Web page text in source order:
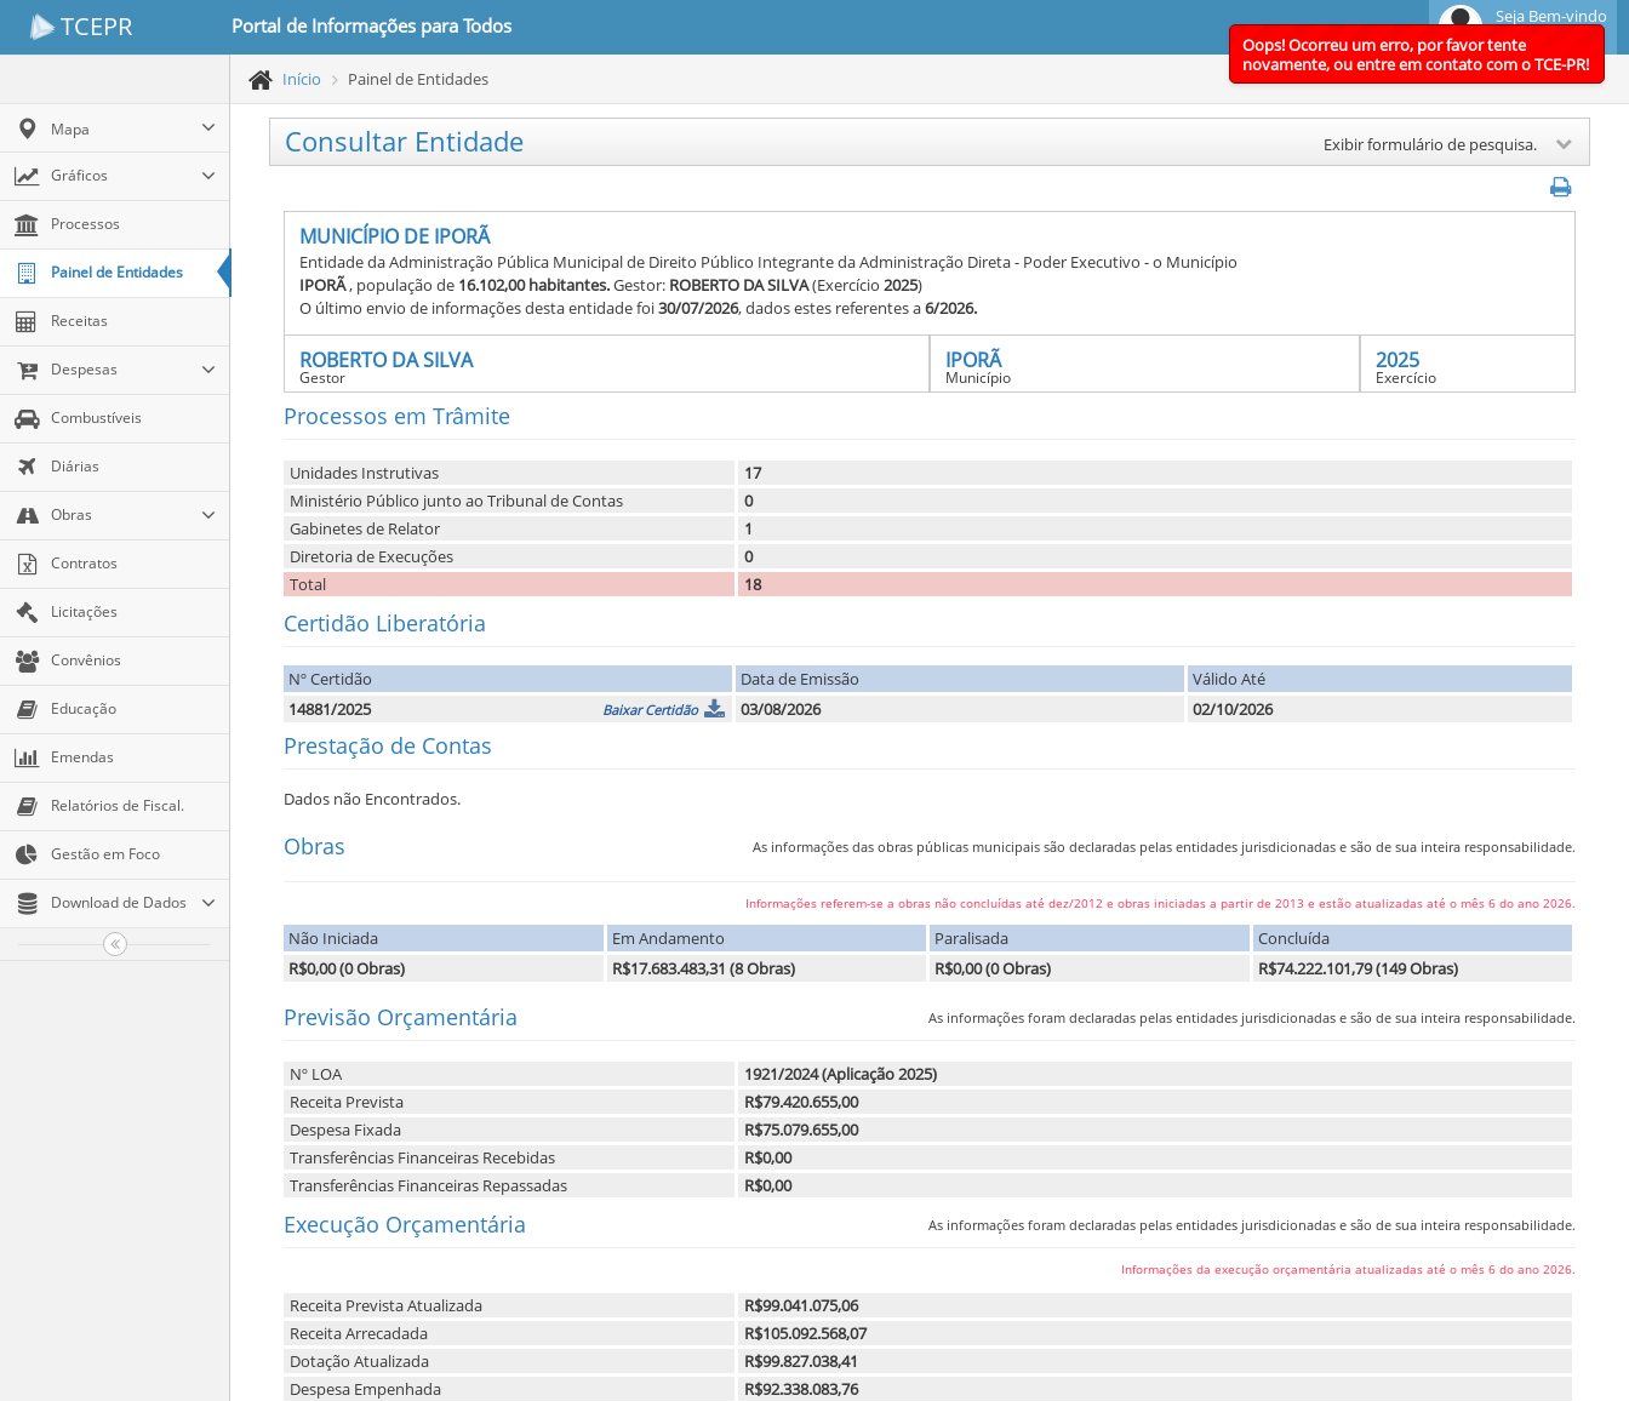
TCEPR Portal de Informações para Todos Seja Bem-vindo
TCE-PR
Mapa
Gráficos
Processos
Painel de Entidades
Receitas
Despesas
Combustíveis
Diárias
Obras
Contratos
Licitações
Convênios
Educação
Emendas
Relatórios de Fiscal.
Gestão em Foco
Download de Dados
Início Painel de Entidades
Consultar Entidade Exibir formulário de pesquisa.
MUNICÍPIO DE IPORÃ
Entidade da Administração Pública Municipal de Direito Público Integrante da Administração Direta - Poder Executivo - o Município
IPORÃ, população de 16.102,00 habitantes.Gestor: ROBERTO DA SILVA(Exercício 2025)
O último envio de informações desta entidade foi30/07/2026, dados estes referentes a6/2026.
ROBERTO DA SILVA
Gestor
IPORÃ
Município
2025
Exercício
Processos em Trâmite
Unidades Instrutivas
17
Ministério Público junto ao Tribunal de Contas
0
Gabinetes de Relator
1
Diretoria de Execuções
0
Total
18
Certidão Liberatória
Nº Certidão
14881/2025
Baixar Certidão
Data de Emissão
03/08/2026
Válido Até
02/10/2026
Prestação de Contas
Dados não Encontrados.
Obras As informações das obras públicas municipais são declaradas pelas entidades jurisdicionadas e são de sua inteira responsabilidade.
Informações referem-se a obras não concluídas até dez/2012 e obras iniciadas a partir de 2013 e estão atualizadas até o mês 6 do ano 2026.
Não Iniciada
R$0,00 (0 Obras)
Em Andamento
R$17.683.483,31 (8 Obras)
Paralisada
R$0,00 (0 Obras)
Concluída
R$74.222.101,79 (149 Obras)
Previsão Orçamentária As informações foram declaradas pelas entidades jurisdicionadas e são de sua inteira responsabilidade.
Nº LOA
1921/2024 (Aplicação 2025)
Receita Prevista
R$79.420.655,00
Despesa Fixada
R$75.079.655,00
Transferências Financeiras Recebidas
R$0,00
Transferências Financeiras Repassadas
R$0,00
Execução Orçamentária As informações foram declaradas pelas entidades jurisdicionadas e são de sua inteira responsabilidade.
Informações da execução orçamentária atualizadas até o mês 6 do ano 2026.
Receita Prevista Atualizada
R$99.041.075,06
Receita Arrecadada
R$105.092.568,07
Dotação Atualizada
R$99.827.038,41
Despesa Empenhada
R$92.338.083,76
Oops! Ocorreu um erro, por favor tente
novamente, ou entre em contato com o TCE-PR!